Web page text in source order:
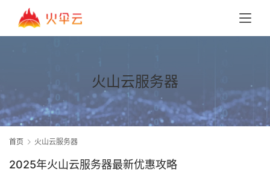
火山云服务器
首页 火山云服务器
2025年火山云服务器最新优惠攻略